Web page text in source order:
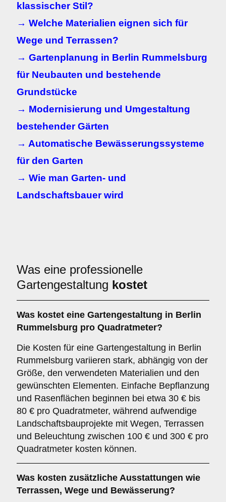
klassischer Stil?
→ Welche Materialien eignen sich für
Wege und Terrassen?
→ Gartenplanung in Berlin Rummelsburg
für Neubauten und bestehende
Grundstücke
→ Modernisierung und Umgestaltung
bestehender Gärten
→ Automatische Bewässerungssysteme
für den Garten
→ Wie man Garten- und
Landschaftsbauer wird
Was eine professionelle
Gartengestaltung kostet
Was kostet eine Gartengestaltung in Berlin
Rummelsburg pro Quadratmeter?
Die Kosten für eine Gartengestaltung in Berlin
Rummelsburg variieren stark, abhängig von der
Größe, den verwendeten Materialien und den
gewünschten Elementen. Einfache Bepflanzung
und Rasenflächen beginnen bei etwa 30 € bis
80 € pro Quadratmeter, während aufwendige
Landschaftsbauprojekte mit Wegen, Terrassen
und Beleuchtung zwischen 100 € und 300 € pro
Quadratmeter kosten können.
Was kosten zusätzliche Ausstattungen wie
Terrassen, Wege und Bewässerung?